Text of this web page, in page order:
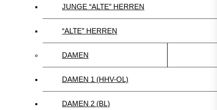
JUNGE “ALTE” HERREN
“ALTE” HERREN
DAMEN
DAMEN 1 (HHV-OL)
DAMEN 2 (BL)